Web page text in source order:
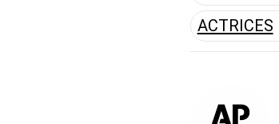
ACTRICES